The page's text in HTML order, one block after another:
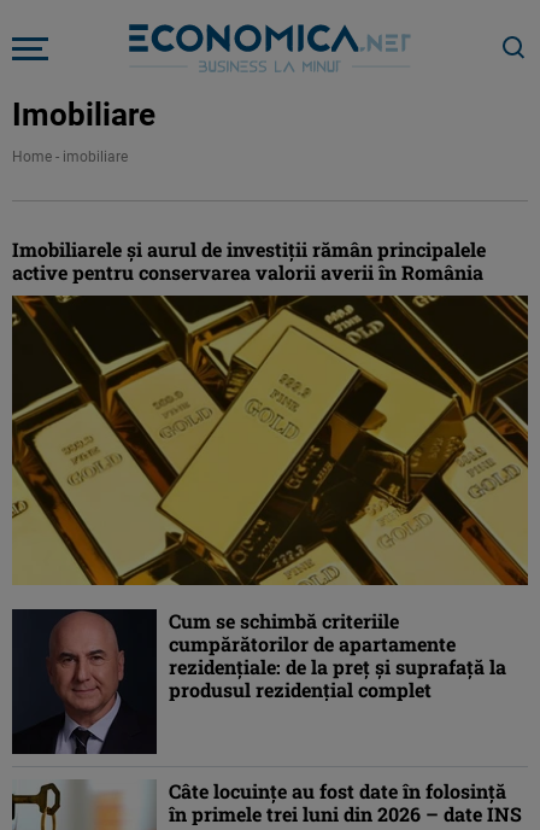
Imobiliare
Home - imobiliare
Imobiliarele și aurul de investiții rămân principalele
active pentru conservarea valorii averii în România
Cum se schimbă criteriile
cumpărătorilor de apartamente
rezidențiale: de la preț și suprafață la
produsul rezidențial complet
Câte locuinţe au fost date în folosinţă
în primele trei luni din 2026 – date INS